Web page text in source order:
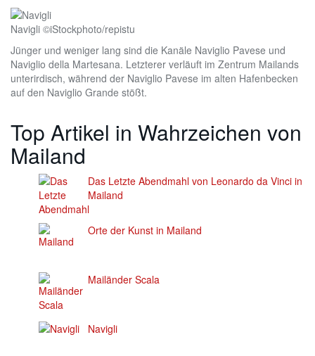
Navigli ©iStockphoto/repistu
Jünger und weniger lang sind die Kanäle Naviglio Pavese und
Naviglio della Martesana. Letzterer verläuft im Zentrum Mailands
unterirdisch, während der Naviglio Pavese im alten Hafenbecken
auf den Naviglio Grande stößt.
Top Artikel in Wahrzeichen von
Mailand
Das Letzte Abendmahl von Leonardo da Vinci in
Mailand
Orte der Kunst in Mailand
Mailänder Scala
Navigli